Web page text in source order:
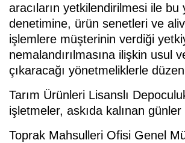
aracıların yetkilendirilmesi ile bu
denetimine, ürün senetleri ve
işlemlere müşterinin verdiği
nemalandırılmasına ilişkin usul
çıkaracağı yönetmeliklerle
Tarım Ürünleri Lisanslı
işletmeler, askıda kalınan
Toprak Mahsulleri Ofisi Genel